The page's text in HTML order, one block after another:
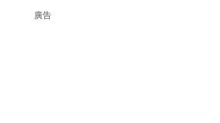
廣告